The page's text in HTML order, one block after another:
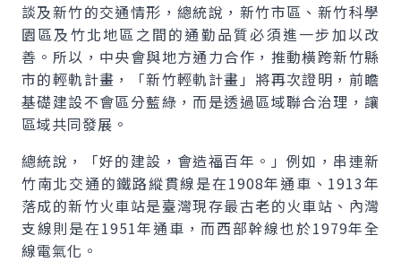
談及新竹的交通情形，總統說，新竹市區、新竹科學
園區及竹北地區之間的通勤品質必須進一步加以改
善。所以，中央會與地方通力合作，推動橫跨新竹縣
市的輕軌計畫，「新竹輕軌計畫」將再次證明，前瞻
基礎建設不會區分藍綠，而是透過區域聯合治理，讓
區域共同發展。
總統說，「好的建設，會造福百年。」例如，串連新
竹南北交通的鐵路縱貫線是在1908年通車、1913年
落成的新竹火車站是臺灣現存最古老的火車站、內灣
支線則是在1951年通車，而西部幹線也於1979年全
線電氣化。